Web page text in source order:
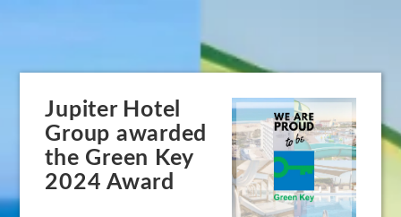
Jupiter Hotel
Group awarded
the Green Key
2024 Award